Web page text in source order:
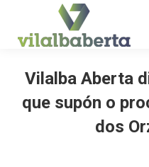
Vilalba Aberta
que supón o
dos